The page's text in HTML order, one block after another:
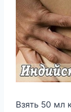
Взять 50 мл